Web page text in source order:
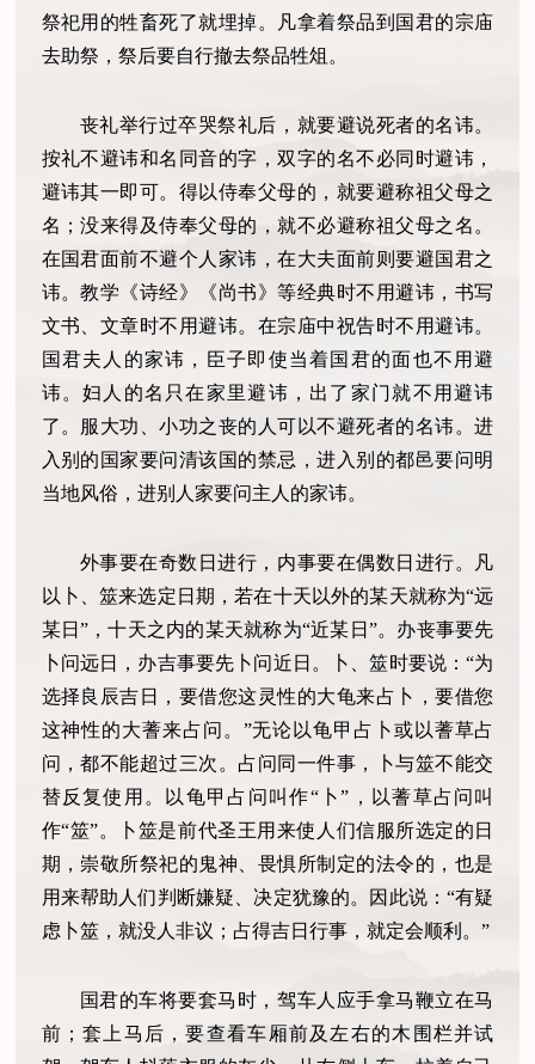
祭祀用的牲畜死了就埋掉。凡拿着祭品到国君的宗庙
去助祭，祭后要自行撤去祭品牲俎。
丧礼举行过卒哭祭礼后，就要避说死者的名讳。
按礼不避讳和名同音的字，双字的名不必同时避讳，
避讳其一即可。得以侍奉父母的，就要避称祖父母之
名；没来得及侍奉父母的，就不必避称祖父母之名。
在国君面前不避个人家讳，在大夫面前则要避国君之
讳。教学《诗经》《尚书》等经典时不用避讳，书写
文书、文章时不用避讳。在宗庙中祝告时不用避讳。
国君夫人的家讳，臣子即使当着国君的面也不用避
讳。妇人的名只在家里避讳，出了家门就不用避讳
了。服大功、小功之丧的人可以不避死者的名讳。进
入别的国家要问清该国的禁忌，进入别的都邑要问明
当地风俗，进别人家要问主人的家讳。
外事要在奇数日进行，内事要在偶数日进行。凡
以卜、筮来选定日期，若在十天以外的某天就称为“远
某日”，十天之内的某天就称为“近某日”。办丧事要先
卜问远日，办吉事要先卜问近日。卜、筮时要说：“为
选择良辰吉日，要借您这灵性的大龟来占卜，要借您
这神性的大蓍来占问。”无论以龟甲占卜或以蓍草占
问，都不能超过三次。占问同一件事，卜与筮不能交
替反复使用。以龟甲占问叫作“卜”，以蓍草占问叫
作“筮”。卜筮是前代圣王用来使人们信服所选定的日
期，崇敬所祭祀的鬼神、畏惧所制定的法令的，也是
用来帮助人们判断嫌疑、决定犹豫的。因此说：“有疑
虑卜筮，就没人非议；占得吉日行事，就定会顺利。”
国君的车将要套马时，驾车人应手拿马鞭立在马
前；套上马后，要查看车厢前及左右的木围栏并试